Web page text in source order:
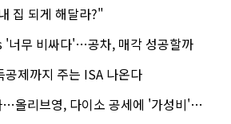
집 되게 해달라?"
'너무 비싸다'…공차, 매각 성공할까
제까지 주는 ISA 나온다
리브영, 다이소 공세에 '가성비'로 맞불